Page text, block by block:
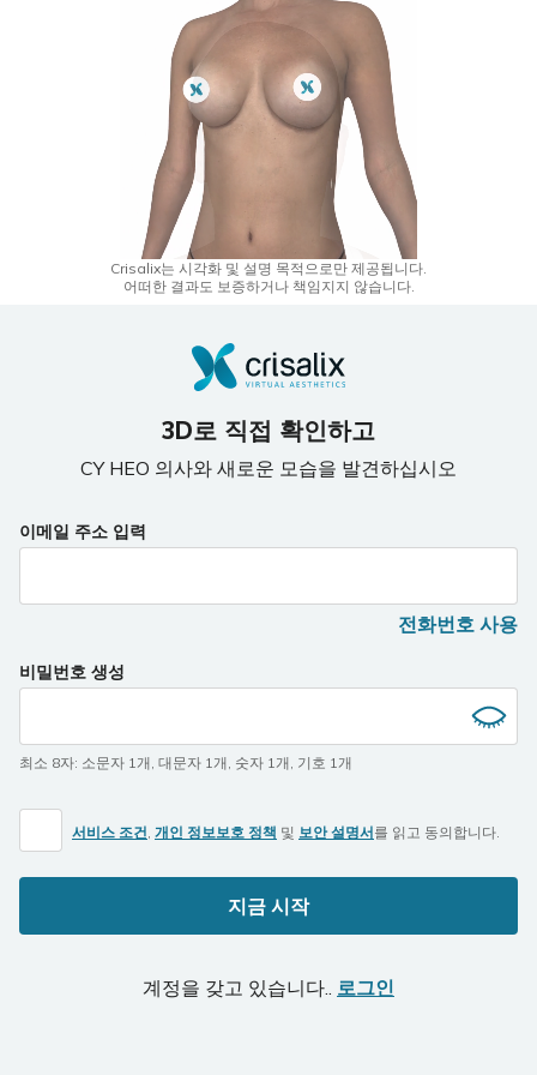
Crisalix는 시각화 및 설명 목적으로만 제공됩니다.
어떠한 결과도 보증하거나 책임지지 않습니다.
3D로 직접 확인하고
CY HEO 의사와 새로운 모습을 발견하십시오
이메일 주소 입력
전화번호 사용
비밀번호 생성
최소 8자: 소문자 1개, 대문자 1개, 숫자 1개, 기호 1개
서비스 조건 개인 정보보호 정책 및 보안 설명서를 읽고 동의합니다.
지금 시작
계정을 갖고 있습니다.. 로그인